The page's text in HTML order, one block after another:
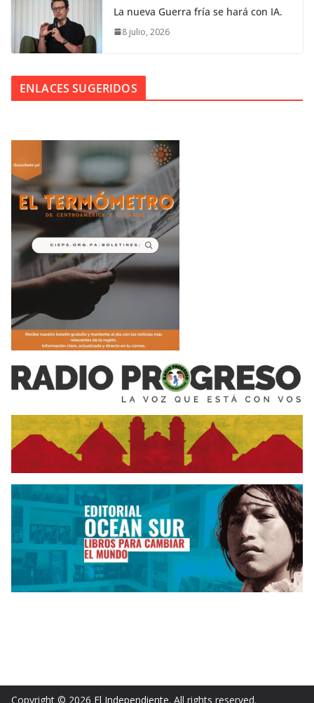
La nueva Guerra fría se hará con IA.
8 julio, 2026
ENLACES SUGERIDOS
Copyright © 2026 El Independiente. All rights reserved.